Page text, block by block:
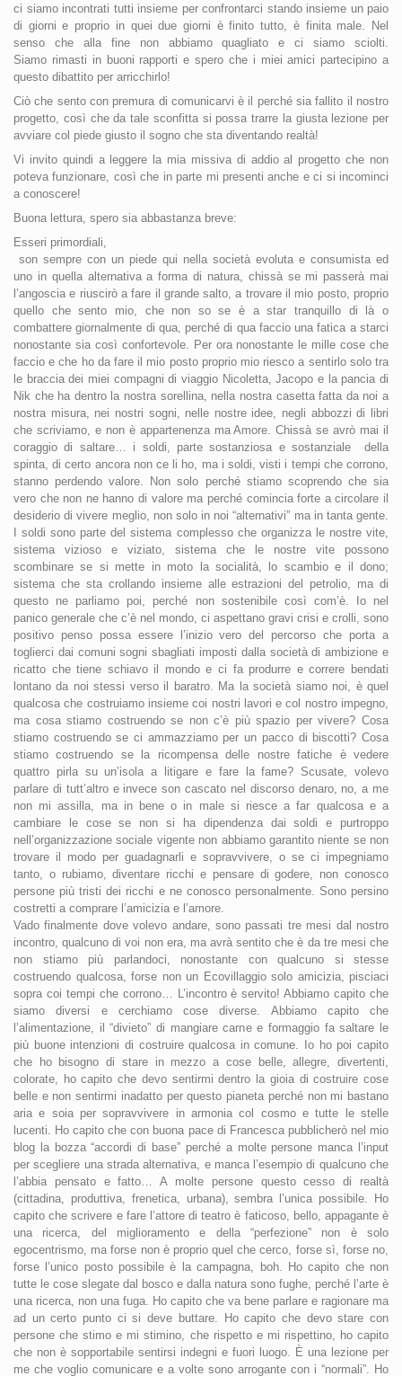
ci siamo incontrati tutti insieme per confrontarci stando insieme un paio
di giorni e proprio in quei due giorni è finito tutto, è finita male. Ne
senso che alla fine non abbiamo quagliato e ci siamo sciolti.
Siamo rimasti in buoni rapporti e spero che i miei amici partecipino a
questo dibattito per arricchirlo!
Ciò che sento con premura di comunicarvi è il perché sia fallito il nostro
progetto, così che da tale sconfitta si possa trarre la giusta lezione per
avviare col piede giusto il sogno che sta diventando realtà!
Vi invito quindi a leggere la mia missiva di addio al progetto che non
poteva funzionare, così che in parte mi presenti anche e ci si incominci
a conoscere!
Buona lettura, spero sia abbastanza breve:
Esseri primordiali,
son sempre con un piede qui nella società evoluta e consumista ed
uno in quella alternativa a forma di natura, chissà se mi passerà mai
l’angoscia e riuscirò a fare il grande salto, a trovare il mio posto, proprio
quello che sento mio, che non so se è a star tranquillo di là o
combattere giornalmente di qua, perché di qua faccio una fatica a starci
nonostante sia così confortevole. Per ora nonostante le mille cose che
faccio e che ho da fare il mio posto proprio mio riesco a sentirlo solo tra
le braccia dei miei compagni di viaggio Nicoletta, Jacopo e la pancia di
Nik che ha dentro la nostra sorellina, nella nostra casetta fatta da noi a
nostra misura, nei nostri sogni, nelle nostre idee, negli abbozzi di libri
che scriviamo, e non è appartenenza ma Amore. Chissà se avrò mai il
coraggio di saltare… i soldi, parte sostanziosa e sostanziale della
spinta, di certo ancora non ce li ho, ma i soldi, visti i tempi che corrono,
stanno perdendo valore. Non solo perché stiamo scoprendo che sia
vero che non ne hanno di valore ma perché comincia forte a circolare il
desiderio di vivere meglio, non solo in noi “alternativi” ma in tanta gente.
I soldi sono parte del sistema complesso che organizza le nostre vite,
sistema vizioso e viziato, sistema che le nostre vite possono
scombinare se si mette in moto la socialità, lo scambio e il dono;
sistema che sta crollando insieme alle estrazioni del petrolio, ma di
questo ne parliamo poi, perché non sostenibile così com’è. Io nel
panico generale che c’è nel mondo, ci aspettano gravi crisi e crolli, sono
positivo penso possa essere l’inizio vero del percorso che porta a
toglierci dai comuni sogni sbagliati imposti dalla società di ambizione e
ricatto che tiene schiavo il mondo e ci fa produrre e correre bendati
lontano da noi stessi verso il baratro. Ma la società siamo noi, è quel
qualcosa che costruiamo insieme coi nostri lavori e col nostro impegno,
ma cosa stiamo costruendo se non c’è più spazio per vivere? Cosa
stiamo costruendo se ci ammazziamo per un pacco di biscotti? Cosa
stiamo costruendo se la ricompensa delle nostre fatiche è vedere
quattro pirla su un’isola a litigare e fare la fame? Scusate, volevo
parlare di tutt’altro e invece son cascato nel discorso denaro, no, a me
non mi assilla, ma in bene o in male si riesce a far qualcosa e a
cambiare le cose se non si ha dipendenza dai soldi e purtroppo
nell’organizzazione sociale vigente non abbiamo garantito niente se non
trovare il modo per guadagnarli e sopravvivere, o se ci impegniamo
tanto, o rubiamo, diventare ricchi e pensare di godere, non conosco
persone più tristi dei ricchi e ne conosco personalmente. Sono persino
costretti a comprare l’amicizia e l’amore.
Vado finalmente dove volevo andare, sono passati tre mesi dal nostro
incontro, qualcuno di voi non era, ma avrà sentito che è da tre mesi che
non stiamo più parlandoci, nonostante con qualcuno si stesse
costruendo qualcosa, forse non un Ecovillaggio solo amicizia, pisciaci
sopra coi tempi che corrono… L’incontro è servito! Abbiamo capito che
siamo diversi e cerchiamo cose diverse. Abbiamo capito che
l’alimentazione, il “divieto” di mangiare carne e formaggio fa saltare le
più buone intenzioni di costruire qualcosa in comune. Io ho poi capito
che ho bisogno di stare in mezzo a cose belle, allegre, divertenti,
colorate, ho capito che devo sentirmi dentro la gioia di costruire cose
belle e non sentirmi inadatto per questo pianeta perché non mi bastano
aria e soia per sopravvivere in armonia col cosmo e tutte le stelle
lucenti. Ho capito che con buona pace di Francesca pubblicherò nel mio
blog la bozza “accordi di base” perché a molte persone manca l’input
per scegliere una strada alternativa, e manca l’esempio di qualcuno che
l’abbia pensato e fatto… A molte persone questo cesso di realtà
(cittadina, produttiva, frenetica, urbana), sembra l’unica possibile. Ho
capito che scrivere e fare l’attore di teatro è faticoso, bello, appagante è
una ricerca, del miglioramento e della “perfezione” non è solo
egocentrismo, ma forse non è proprio quel che cerco, forse sì, forse no,
forse l’unico posto possibile è la campagna, boh. Ho capito che non
tutte le cose slegate dal bosco e dalla natura sono fughe, perché l’arte è
una ricerca, non una fuga. Ho capito che va bene parlare e ragionare ma
ad un certo punto ci si deve buttare. Ho capito che devo stare con
persone che stimo e mi stimino, che rispetto e mi rispettino, ho capito
che non è sopportabile sentirsi indegni e fuori luogo. È una lezione per
me che voglio comunicare e a volte sono arrogante con i “normali”. Ho